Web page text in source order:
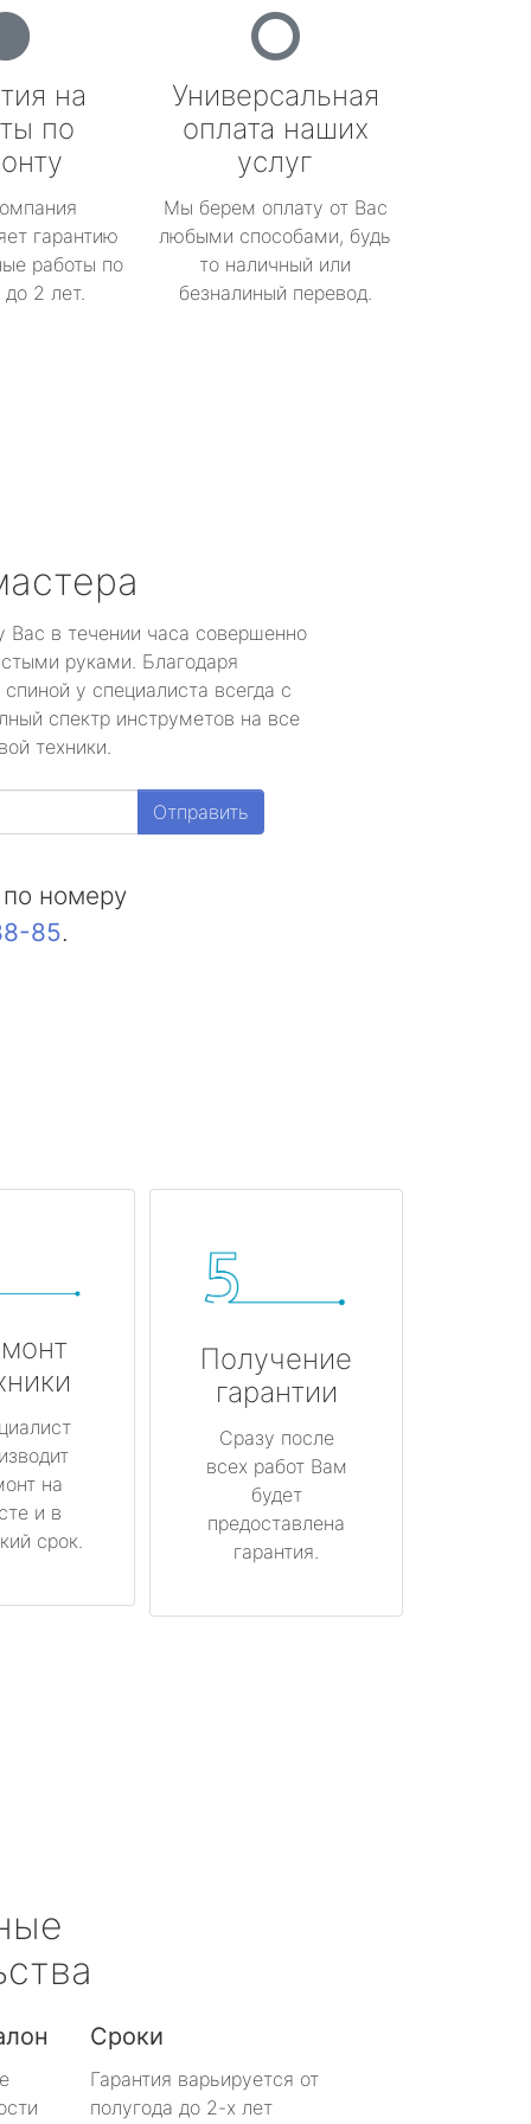
на
по
гарантию
работы по
2 лет.
Универсальная
оплата наших
услуг
Мы берем оплату от Вас
любыми способами, будь
то наличный или
безналиный перевод.
Вас в течении часа совершенно
руками. Благодаря
у специалиста всегда с
спектр инструметов на все
техники.
Отправить
номеру
85.
на
и в
срок.
Получение
гарантии
Сразу после
всех работ Вам
будет
предоставлена
гарантия.
Сроки
Гарантия варьируется от
полугода до 2-х лет